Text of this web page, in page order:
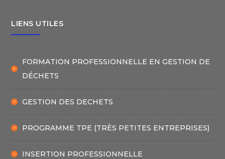
LIENS UTILES
FORMATION PROFESSIONNELLE EN GESTION DE
DÉCHETS
GESTION DES DECHETS
PROGRAMME TPE (TRÈS PETITES ENTREPRISES)
INSERTION PROFESSIONNELLE